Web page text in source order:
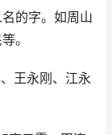
的字。如周山
。
王永刚、江永